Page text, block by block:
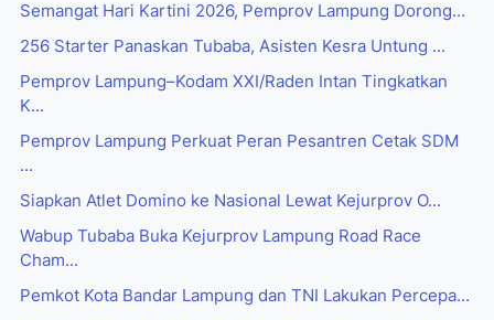
Semangat Hari Kartini 2026, Pemprov Lampung Dorong...
256 Starter Panaskan Tubaba, Asisten Kesra Untung ...
Pemprov Lampung–Kodam XXI/Raden Intan Tingkatkan
K...
Pemprov Lampung Perkuat Peran Pesantren Cetak SDM
...
Siapkan Atlet Domino ke Nasional Lewat Kejurprov O...
Wabup Tubaba Buka Kejurprov Lampung Road Race
Cham...
Pemkot Kota Bandar Lampung dan TNI Lakukan Percepa...